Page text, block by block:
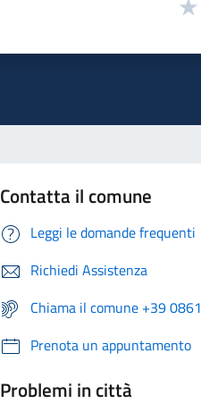
Contatta il comune
Leggi le domande frequenti
Richiedi Assistenza
Chiama il comune +39
Prenota un appuntamento
Problemi in città